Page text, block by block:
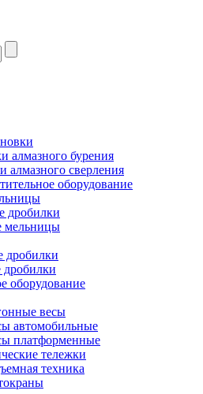
алмазного бурения
алмазного сверления
оборудование
дробилки
мельницы
дробилки
оборудование
весы
автомобильные
платформенные
тележки
техника